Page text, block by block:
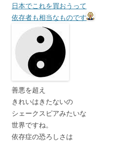
日本でこれを買おうって
依存者も相当なものです
善悪を超え
きれいはきたないの
シェークスピアみたいな
世界ですね。
依存症の恐ろしさは